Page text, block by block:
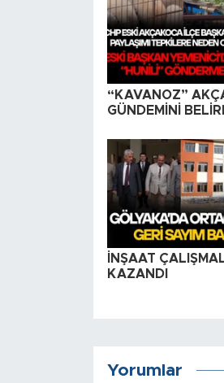
“KAVANOZ”
GÜNDEMİNİ
İNŞAAT
KAZANDI
Yorumlar